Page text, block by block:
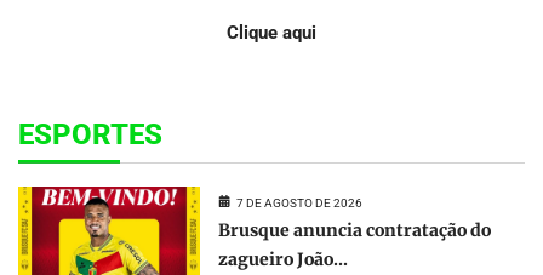
Clique aqui
ESPORTES
7 DE AGOSTO DE 2026
Brusque anuncia contratação do
zagueiro João...